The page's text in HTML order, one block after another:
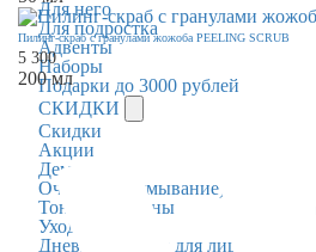
Для него
Для подростка
Адвенты
Наборы
Подарки до 3000 рублей
СКИДКИ
Скидки
Акции
Демакияж
Очищение (умывание)
Тоники/лосьоны
Уход для век
Дневные кремы для лица
Пилинг-скраб с гранулами жожоба PEELING SCRUB
5 300
200 мл